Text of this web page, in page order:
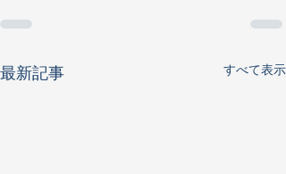
最新記事 すべて表示